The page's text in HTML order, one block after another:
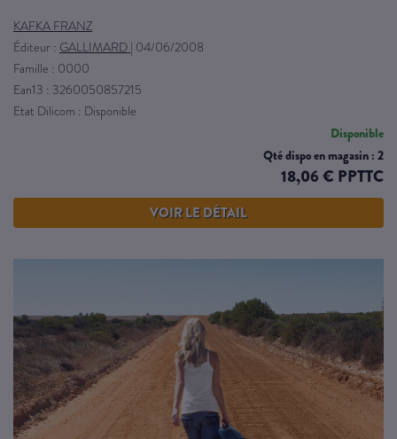
KAFKA FRANZ
Éditeur : GALLIMARD | 04/06/2008
Famille : 0000
Ean13 : 3260050857215
Etat Dilicom : Disponible
Disponible
Qté dispo en magasin : 2
18,06 € PPTTC
VOIR LE DÉTAIL